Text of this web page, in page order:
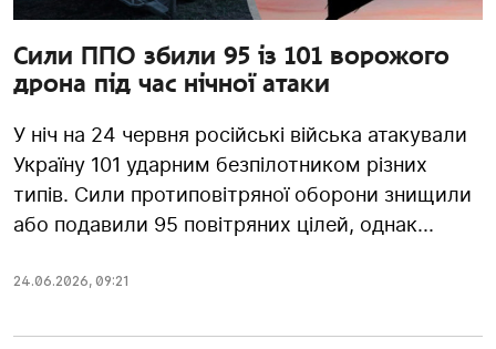
Сили ППО збили 95 із 101 ворожого
дрона під час нічної атаки
У ніч на 24 червня російські війська атакували
Україну 101 ударним безпілотником різних
типів. Сили протиповітряної оборони знищили
або подавили 95 повітряних цілей, однак...
24.06.2026, 09:21